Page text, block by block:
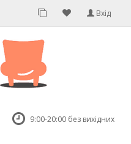
Вхід
9:00-20:00 без вихідних